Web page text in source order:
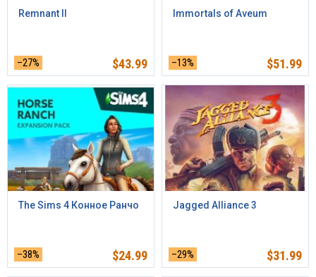
​​Remnant II
–27% $43.99
Immortals of Aveum
–13% $51.99
The Sims 4 Конное Ранчо
–38% $24.99
Jagged Alliance 3
–29% $31.99